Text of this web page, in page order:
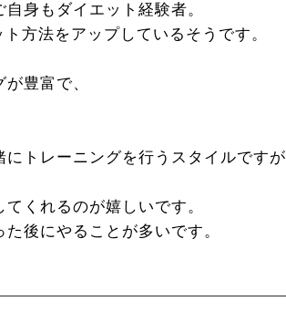
身もダイエット経験者。
方法をアップしているそうです。
豊富で、
トレーニングを行うスタイルですが
くれるのが嬉しいです。
後にやることが多いです。